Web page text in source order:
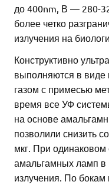
до 400nm, В — 280-
более четко
излучения на
Конструктивно
выполняются в виде
газом с примесью
время все УФ
на основе
позволили снизить
мкг. При
амальгамных ламп в
излучения. По бокам